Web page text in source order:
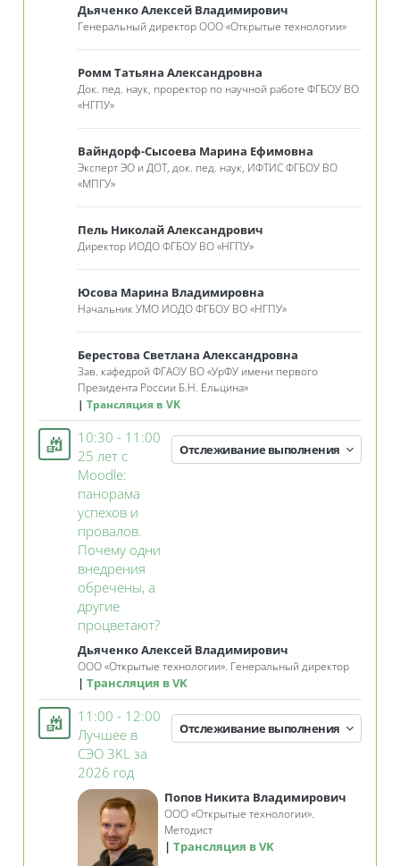
Дьяченко Алексей Владимирович
Генеральный директор ООО «Открытые технологии»
Ромм Татьяна Александровна
Док. пед. наук, проректор по научной работе ФГБОУ ВО
«НГПУ»
Вайндорф-Сысоева Марина Ефимовна
Эксперт ЭО и ДОТ, док. пед. наук, ИФТИС ФГБОУ ВО
«МПГУ»
Пель Николай Александрович
Директор ИОДО ФГБОУ ВО«НГПУ»
Юсова Марина Владимировна
Начальник УМО ИОДО ФГБОУ ВО«НГПУ»
Берестова Светлана Александровна
Зав. кафедрой ФГАОУ ВО«УрФУ имени первого
Президента России Б.Н. Ельцина»
Трансляция в VK
10:30 - 11:00
25 лет с
Moodle:
панорама
успехов и
провалов.
Почему одни
внедрения
обречены, а
другие
процветают?Занятие 3KL
Отслеживание выполнения
Дьяченко Алексей Владимирович
ООО«Открытые технологии». Генеральный директор
Трансляция в VK
11:00 - 12:00
Лучшее в
СЭО 3KL за
2026 год
Отслеживание выполнения
Попов Никита Владимирович
ООО «Открытые технологии».
Методист
Трансляция в VK